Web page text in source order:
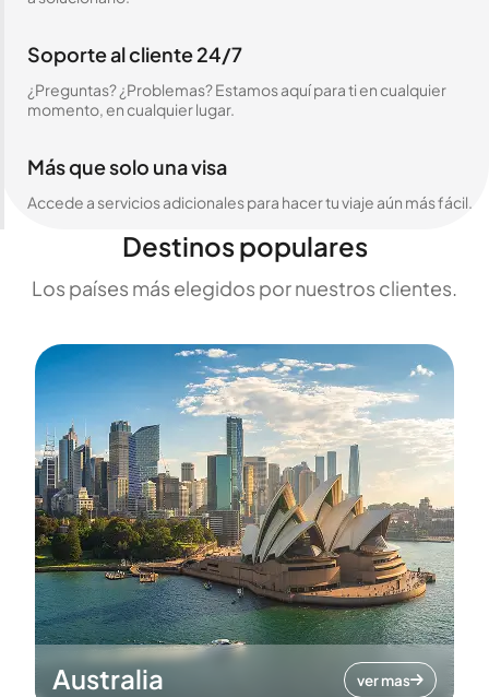
Soporte al cliente 24/7
¿Preguntas? ¿Problemas? Estamos aquí para ti en cualquier
momento, en cualquier lugar.
Más que solo una visa
Accede a servicios adicionales para hacer tu viaje aún más fácil.
Destinos populares
Los países más elegidos por nuestros clientes.
Australia ver mas